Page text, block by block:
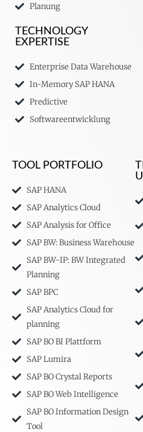
Planung
TECHNOLOGY
EXPERTISE
Enterprise Data Warehouse
In-Memory SAP HANA
Predictive
Softwareentwicklung
TOOL PORTFOLIO
SAP HANA
SAP Analytics Cloud
SAP Analysis for Office
SAP BW: Business Warehouse
SAP BW-IP: BW Integrated
Planning
SAP BPC
SAP Analytics Cloud for
planning
SAP BO BI Plattform
SAP Lumira
SAP BO Crystal Reports
SAP BO Web Intelligence
SAP BO Information Design
Tool